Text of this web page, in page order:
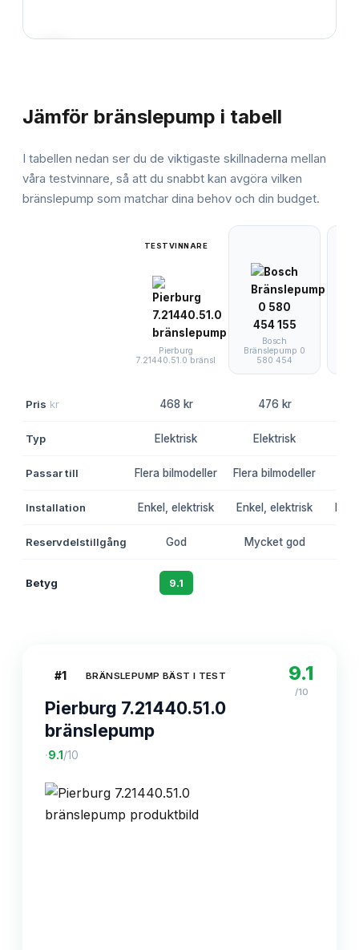
Jämför bränslepump i tabell
I tabellen nedan ser du de viktigaste skillnaderna mellan
våra testvinnare, så att du snabbt kan avgöra vilken
bränslepump som matchar dina behov och din budget.
TESTVINNARE
Pierburg
7.21440.51.0 bränsl
Bosch
Bränslepump 0
580 454
Pris kr 468 kr 476 kr
Typ Elektrisk Elektrisk
Passar till Flera bilmodeller Flera bilmodeller
Installation Enkel, elektrisk Enkel, elektrisk
Reservdelstillgång God Mycket god
Betyg 9.1
#1 BRÄNSLEPUMP BÄST I TEST
Pierburg 7.21440.51.0
bränslepump
·9.1 /10
9.1
/10